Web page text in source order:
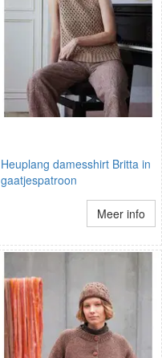
Heuplang damesshirt Britta in
gaatjespatroon
Meer info